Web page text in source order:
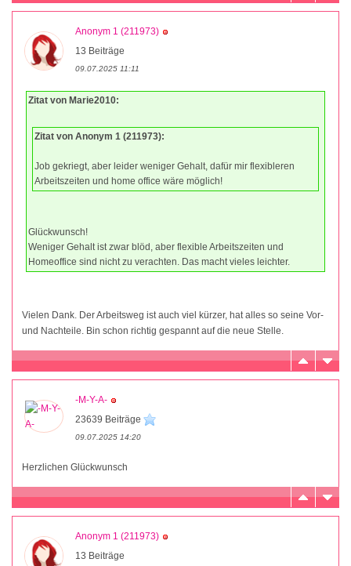
Anonym 1 (211973)
13 Beiträge
09.07.2025 11:11
Zitat von Marie2010:
Zitat von Anonym 1 (211973):
Job gekriegt, aber leider weniger Gehalt, dafür mir flexibleren
Arbeitszeiten und home office wäre möglich!
Glückwunsch!
Weniger Gehalt ist zwar blöd, aber flexible Arbeitszeiten und
Homeoffice sind nicht zu verachten. Das macht vieles leichter.
Vielen Dank. Der Arbeitsweg ist auch viel kürzer, hat alles so seine Vor-
und Nachteile. Bin schon richtig gespannt auf die neue Stelle.
-M-Y-A-
23639 Beiträge
09.07.2025 14:20
Herzlichen Glückwunsch
Anonym 1 (211973)
13 Beiträge